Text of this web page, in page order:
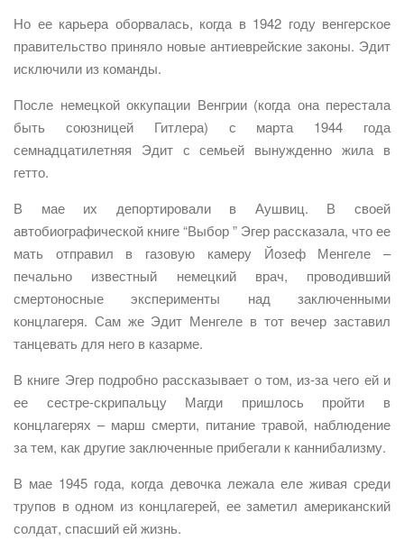
Но ее карьера оборвалась, когда в 1942 году венгерское
правительство приняло новые антиеврейские законы. Эдит
исключили из команды.
После немецкой оккупации Венгрии (когда она перестала
быть союзницей Гитлера) с марта 1944 года
семнадцатилетняя Эдит с семьей вынужденно жила в
гетто.
В мае их депортировали в Аушвиц. В своей
автобиографической книге “Выбор ” Эгер рассказала, что ее
мать отправил в газовую камеру Йозеф Менгеле –
печально известный немецкий врач, проводивший
смертоносные эксперименты над заключенными
концлагеря. Сам же Эдит Менгеле в тот вечер заставил
танцевать для него в казарме.
В книге Эгер подробно рассказывает о том, из-за чего ей и
ее сестре-скрипальцу Магди пришлось пройти в
концлагерях – марш смерти, питание травой, наблюдение
за тем, как другие заключенные прибегали к каннибализму.
В мае 1945 года, когда девочка лежала еле живая среди
трупов в одном из концлагерей, ее заметил американский
солдат, спасший ей жизнь.